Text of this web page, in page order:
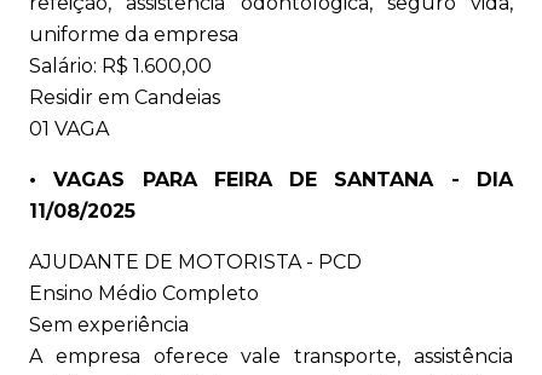
uniforme da empresa
Salário: R$ 1.600,00
Residir em Candeias
01 VAGA
• VAGAS PARA FEIRA DE SANTANA - DIA
11/08/2025
AJUDANTE DE MOTORISTA - PCD
Ensino Médio Completo
Sem experiência
A empresa oferece vale transporte, assistência